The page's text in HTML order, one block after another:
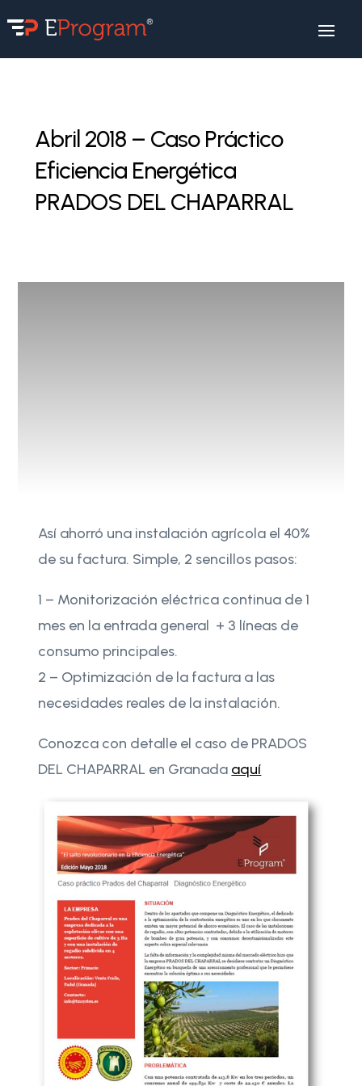
Abril 2018 – Caso Práctico
Eficiencia Energética
PRADOS DEL CHAPARRAL
Así ahorró una instalación agrícola el 40%
de su factura. Simple, 2 sencillos pasos:
1 – Monitorización eléctrica continua de 1
mes en la entrada general + 3 líneas de
consumo principales.
2 – Optimización de la factura a las
necesidades reales de la instalación.
Conozca con detalle el caso de PRADOS
DEL CHAPARRAL en Granada aquí